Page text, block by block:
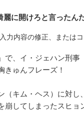
麗に開けろと言ったん
力内容の修正、または
で、イ・ジェハン刑事
きゅんフレーズ！
（キム・ヘス）に対し
崩してしまったスヒョ